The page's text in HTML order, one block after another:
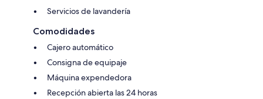
Servicios de lavandería
Comodidades
Cajero automático
Consigna de equipaje
Máquina expendedora
Recepción abierta las 24 horas